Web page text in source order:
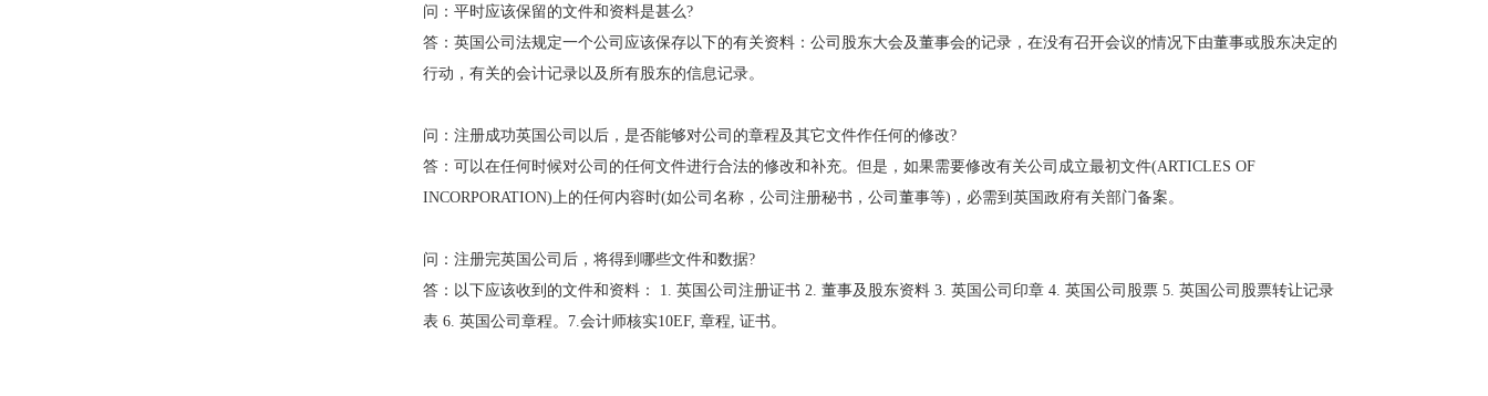
问： 平时应该保留的文件和资料是甚么?
答： 英国公司法规定一个公司应该保存以下的有关资料：公司股东大会及董事会的记录，在没有召开会议的情况下由董事或股东决定的
行动，有关的会计记录以及所有股东的信息记录。
问： 注册成功英国公司以后，是否能够对公司的章程及其它文件作任何的修改?
答： 可以在任何时候对公司的任何文件进行合法的修改和补充。但是，如果需要修改有关公司成立最初文件(ARTICLES OF
INCORPORATION)上的任何内容时(如公司名称，公司注册秘书，公司董事等)，必需到英国政府有关部门备案。
问： 注册完英国公司后，将得到哪些文件和数据?
答： 以下应该收到的文件和资料： 1. 英国公司注册证书 2. 董事及股东资料 3. 英国公司印章 4. 英国公司股票 5. 英国公司股票转让记录
表 6. 英国公司章程。7.会计师核实10EF, 章程, 证书。